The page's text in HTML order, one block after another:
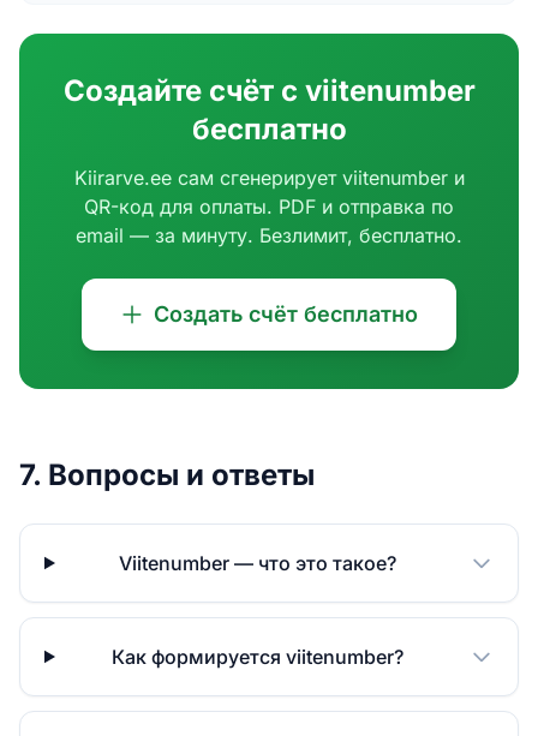
Создайте счëт с viitenumber
бесплатно
Kiirarve.ee сам сгенерирует viitenumber и
QR-код для оплаты. PDF и отправка по
email — за минуту. Безлимит, бесплатно.
Создать счëт бесплатно
7. Вопросы и ответы
Viitenumber — что это такое?
Как формируется viitenumber?